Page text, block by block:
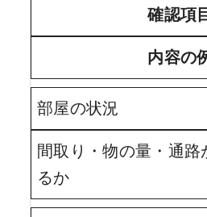
確認項
内容の
部屋の状況
間取り・物の量・通路
るか